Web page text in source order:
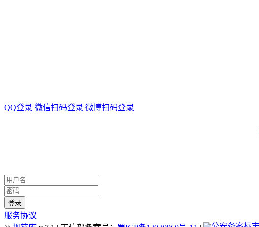
QQ登录 微信扫码登录 微博扫码登录
服务协议